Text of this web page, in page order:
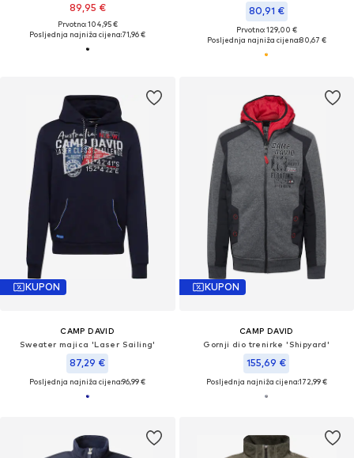
89,95 €
Prvotno: 104,95 €
Posljednja najniža cijena:71,96 €
80,91 €
Prvotno: 129,00 €
Posljednja najniža cijena:80,67 €
KUPON
CAMP DAVID
Sweater majica 'Laser Sailing'
87,29 €
Posljednja najniža cijena:96,99 €
KUPON
CAMP DAVID
Gornji dio trenirke 'Shipyard'
155,69 €
Posljednja najniža cijena:172,99 €